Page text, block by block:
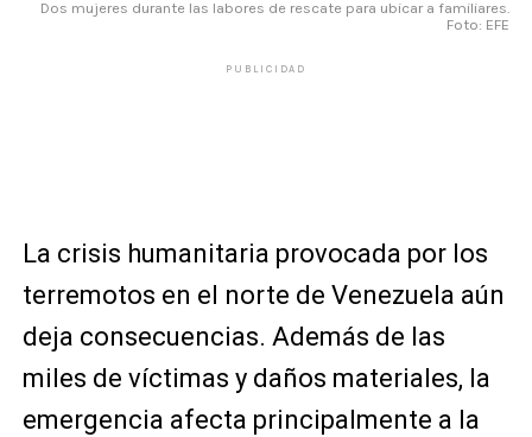
Dos mujeres durante las labores de rescate para ubicar a familiares.
Foto: EFE
PUBLICIDAD
La crisis humanitaria provocada por los
terremotos en el norte de Venezuela aún
deja consecuencias. Además de las
miles de víctimas y daños materiales, la
emergencia afecta principalmente a la